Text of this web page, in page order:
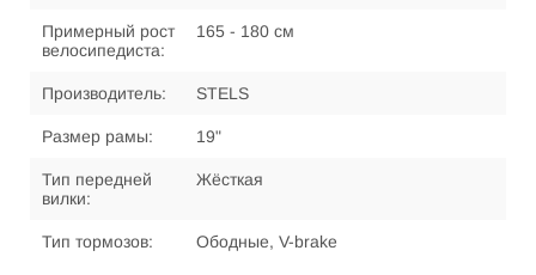
Примерный рост
велосипедиста:
165 - 180 см
Производитель: STELS
Размер рамы: 19"
Тип передней
вилки:
Жёсткая
Тип тормозов: Ободные, V-brake